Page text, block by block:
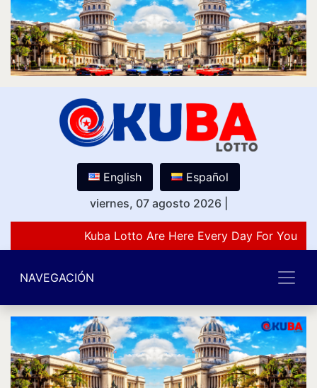
English
Español
viernes, 07 agosto 2026
Kuba Lotto Are Here Every Day For You
NAVEGACIÓN